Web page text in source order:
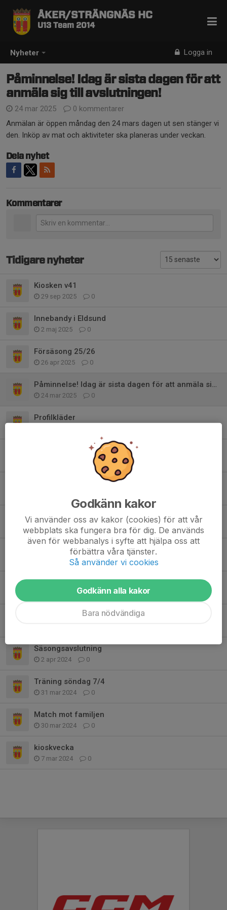
Nyheter Logga in
ÅKER/STRÄNGNÄS HC
U13 Team 2014
Påminnelse! Idag är sista dagen för att
anmäla sig till avslutningen!
24 mar 2025
0 kommentarer
Anmälan är öppen måndag den 24 mars dagen ut sen stänger vi
den. Inköp av mat och aktiviteter ska planeras under veckan.
Dela nyhet
Kommentarer
Tidigare nyheter
Kiosken v41
29 sep 2025 0
Innebandy i Eldsund
2 maj 2025 0
Försäsong 25/26
26 apr 2025 0
Påminnelse! Idag är sista dagen för att anmäla sig till avslutningen!
24 mar 2025 0
Profilkläder
Uppdaterad tid för fotografering
0
Info inför fotograferingen den 19 september
Strängnäs Ishall
11 sep 2024 0
Femkamp och internmatch
29 aug 2024 1
Årsmöte den 11 juni 2024
20 maj 2024 0
Säsongsavslutning
2 apr 2024 0
Träning söndag 7/4
31 mar 2024 0
Match mot familjen
30 mar 2024 0
kioskvecka
7 mar 2024 0
Godkänn kakor
Vi använder oss av kakor (cookies) för att vår
webbplats ska fungera bra för dig. De används
även för webbanalys i syfte att hjälpa oss att
förbättra våra tjänster.
Så använder vi cookies
Godkänn alla kakor
Bara nödvändiga